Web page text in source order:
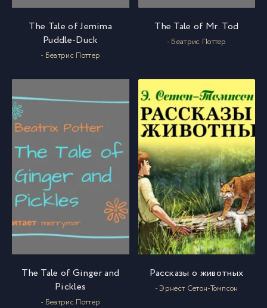
The Tale of Jemima
Puddle-Duck
- Беатрис Поттер
The Tale of Mr. Tod
- Беатрис Поттер
The Tale of Ginger and
Pickles
- Беатрис Поттер
Рассказы о животных
- Эрнест Сетон-Томпсон